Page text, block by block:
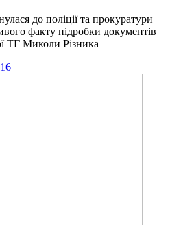
до поліції та прокуратури
факту підробки документів
ТГ Миколи Різника
16